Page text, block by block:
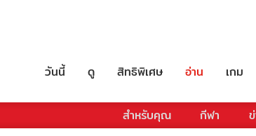
วันนี้ ดู สิทธิพิเศษ อ่าน เกม
สำหรับคุณ กีฬา